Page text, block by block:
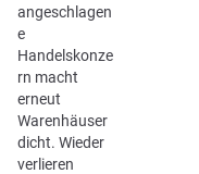
angeschlagen
e
Handelskonze
rn macht
erneut
Warenhäuser
dicht. Wieder
verlieren